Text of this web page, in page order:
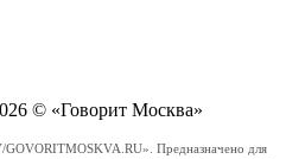
© «Говорит Москва»
Предназначено для